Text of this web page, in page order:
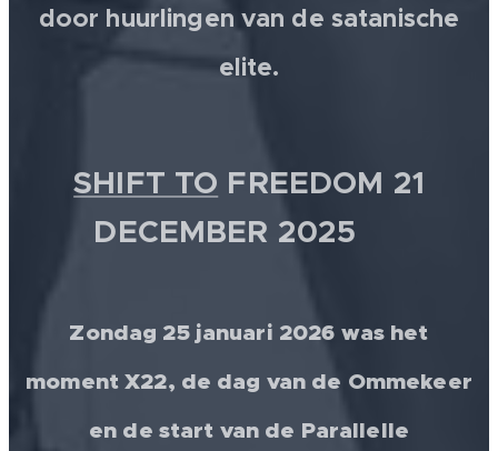
door huurlingen van de satanische
elite.
SHIFT TO FREEDOM 21
DECEMBER 2025 💫
Zondag 25 januari 2026 was het
moment X22, de dag van de Ommekeer
en de start van de Parallelle